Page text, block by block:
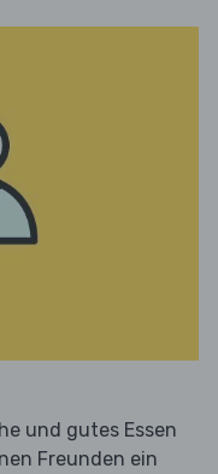
und gutes Essen
Freunden ein